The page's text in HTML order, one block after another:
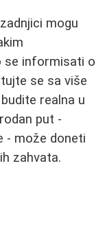
mogu
se informisati o
se sa više
realna u
put -
- može doneti
zahvata.